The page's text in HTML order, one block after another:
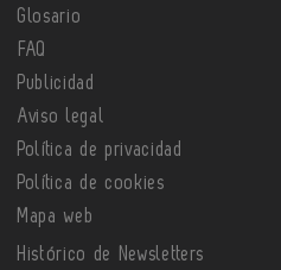
Glosario
FAQ
Publicidad
Aviso legal
Política de privacidad
Política de cookies
Mapa web
Histórico de Newsletters